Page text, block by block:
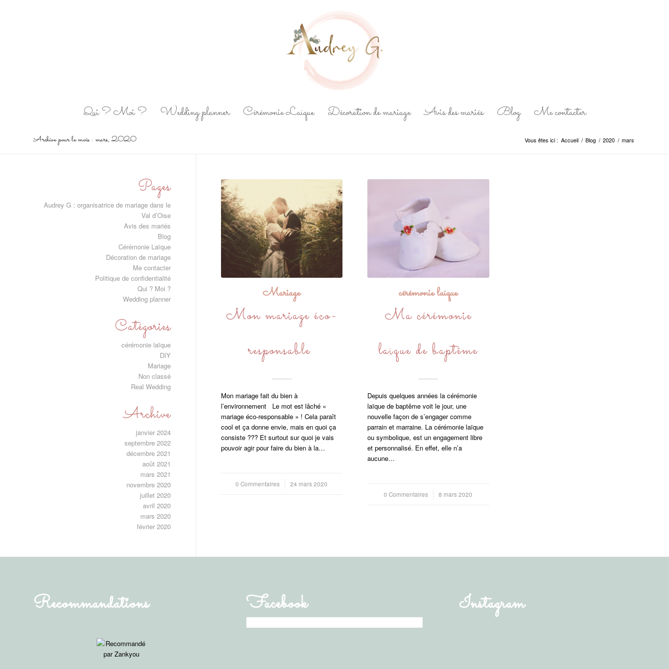
Qui ? Moi ? Wedding planner Cérémonie Laïque Décoration de mariage Avis des mariés Blog Me contacter
Archive pour le mois : mars, 2020 Vous êtes ici : Accueil / Blog / 2020 / mars
Mariage
Mon mariage éco-
responsable
Mon mariage fait du bien à
l’environnement Le mot est lâché «
mariage éco-responsable » ! Cela paraît
cool et ça donne envie, mais en quoi ça
consiste ??? Et surtout sur quoi je vais
pouvoir agir pour faire du bien à la…
0 Commentaires
/ 24 mars 2020
cérémonie laïque
Ma cérémonie
laïque de baptême
Depuis quelques années la cérémonie
laïque de baptême voit le jour, une
nouvelle façon de s’engager comme
parrain et marraine. La cérémonie laïque
ou symbolique, est un engagement libre
et personnalisé. En effet, elle n’a
aucune…
0 Commentaires
/ 8 mars 2020
Pages
Audrey G : organisatrice de mariage dans le
Val d’Oise
Avis des mariés
Blog
Cérémonie Laïque
Décoration de mariage
Me contacter
Politique de confidentialité
Qui ? Moi ?
Wedding planner
Catégories
cérémonie laïque
DIY
Mariage
Non classé
Real Wedding
Archive
janvier 2024
septembre 2022
décembre 2021
août 2021
mars 2021
novembre 2020
juillet 2020
avril 2020
mars 2020
février 2020
Recommandations Facebook Instagram